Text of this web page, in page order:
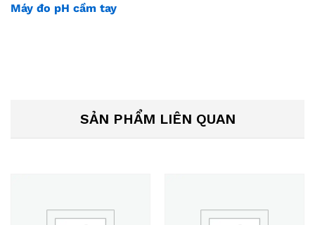
Máy đo pH cầm tay
SẢN PHẨM LIÊN QUAN